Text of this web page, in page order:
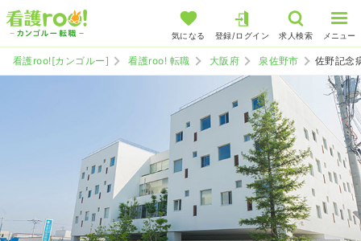
気になる 登録/ログイン 求人検索 メニュー
看護roo![カンゴルー] 看護roo! 転職 大阪府 泉佐野市 佐野記念